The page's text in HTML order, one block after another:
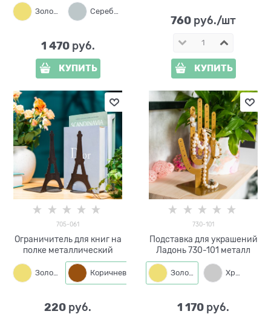
Золото Серебро
1 470 руб.
КУПИТЬ
760 руб./шт
КУПИТЬ
705-061
Ограничитель для книг на
полке металлический
Золото
220 руб.
730-101
Подставка для украшений
Ладонь 730-101 металл
Золото Хром
1 170 руб.